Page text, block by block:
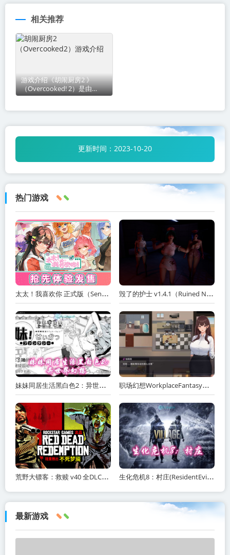
相关推荐
游戏介绍《胡闹厨房2 》
（Overcooked! 2）是由
Ghost Town Games和
更新时间： 2023-10-20
点击下载胡闹厨房2 （Overcooked2）游戏介绍
" target="_blank">
热门游戏
太太！我喜欢你 正式版（Sensei! I Like You So Much!）免安装中文版 毁了的护士 v1.4.1（Ruined Nurse）免安装中文版
妹妹同居生活黑白色2：异世界幻想网盘下载 职场幻想WorkplaceFantasy中文网盘下载
荒野大镖客：救赎 v40 全DLC（Red Dead Redemption）免安装中文版 生化危机8：村庄(ResidentEvilVillage)内含修改器+DLC+通关存档+原画集百度网盘/
最新游戏